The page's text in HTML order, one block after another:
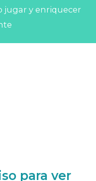
jugar y enriquecer
para ver